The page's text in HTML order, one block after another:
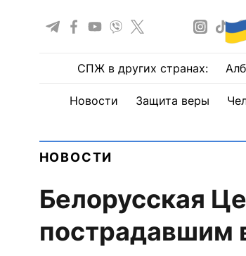
СПЖ в других странах:
Новости Защита веры
НОВОСТИ
Белорусская
пострадавшим